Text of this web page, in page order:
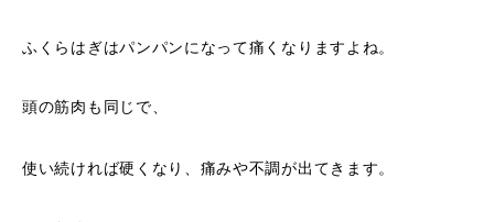
ふくらはぎはパンパンになって痛くなりますよね。
頭の筋肉も同じで、
使い続ければ硬くなり、痛みや不調が出てきます。